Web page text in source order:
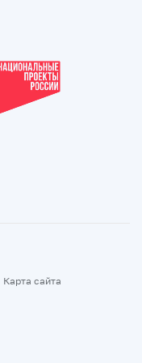
Карта сайта